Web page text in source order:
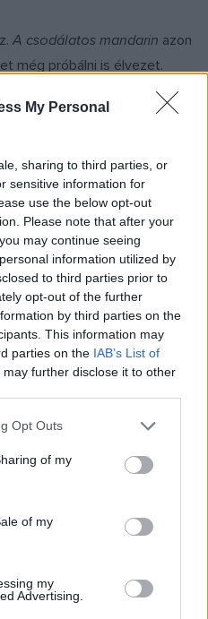
My Personal
sharing to third parties, or
sensitive information for
use the below opt-out
Please note that after your
may continue seeing
information utilized by
to third parties prior to
opt-out of the further
by third parties on the
This information may
parties on the IAB’s List of
may further disclose it to other
uses one or more Google
behaviour. You may click to
and its third-party tags to
purposes in below Google
Opt Outs
of my
of my
my
Advertising.
A csodálatos mandarin azon
még próbálni is élvezet.
tagolja az emberi
klasszikus. Ez pedig csak a